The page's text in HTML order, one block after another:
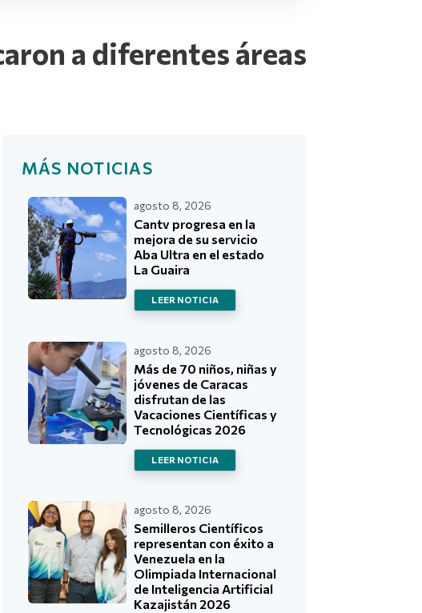
a diferentes áreas
MÁS NOTICIAS
agosto 8, 2026
Cantv progresa en la
mejora de su servicio
Aba Ultra en el estado
La Guaira
LEER NOTICIA
agosto 8, 2026
Más de 70 niños, niñas y
jóvenes de Caracas
disfrutan de las
Vacaciones Científicas y
Tecnológicas 2026
LEER NOTICIA
agosto 8, 2026
Semilleros Científicos
representan con éxito a
Venezuela en la
Olimpiada Internacional
de Inteligencia Artificial
Kazajistán 2026